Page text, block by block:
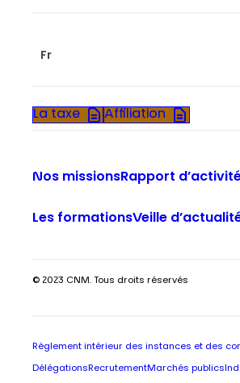
Fr
La taxe Affiliation
Nos missionsRapport
Les formationsVeille
© 2023 CNM. Tous droits réservés
Règlement intérieur des instances et des
Délégations RecrutementMarchés publics